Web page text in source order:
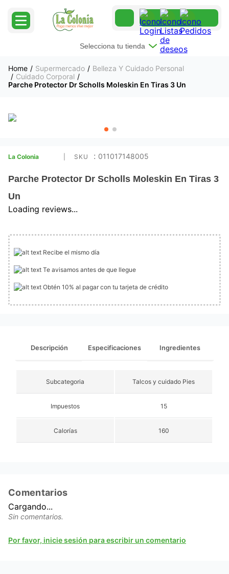
Selecciona tu tienda
Supermercado
Belleza Y Cuidado Personal
Cuidado Corporal
Parche Protector Dr Scholls Moleskin En Tiras 3 Un
La Colonia : 011017148005
Parche Protector Dr Scholls Moleskin En Tiras 3
Un
Loading reviews...
Recibe el mismo día
Te avisamos antes de que llegue
Obtén 10% al pagar con tu tarjeta de crédito
Descripción Especificaciones Ingredientes
Subcategoria Talcos y cuidado Pies
Impuestos 15
Calorías 160
Comentarios
Cargando...
Por favor, inicie sesión para escribir un comentario
Sin comentarios.